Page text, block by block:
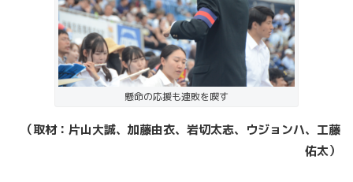
懸命の応援も連敗を喫す
（取材：片山大誠、加藤由衣、岩切太志、ウジョンハ、工藤
佑太）